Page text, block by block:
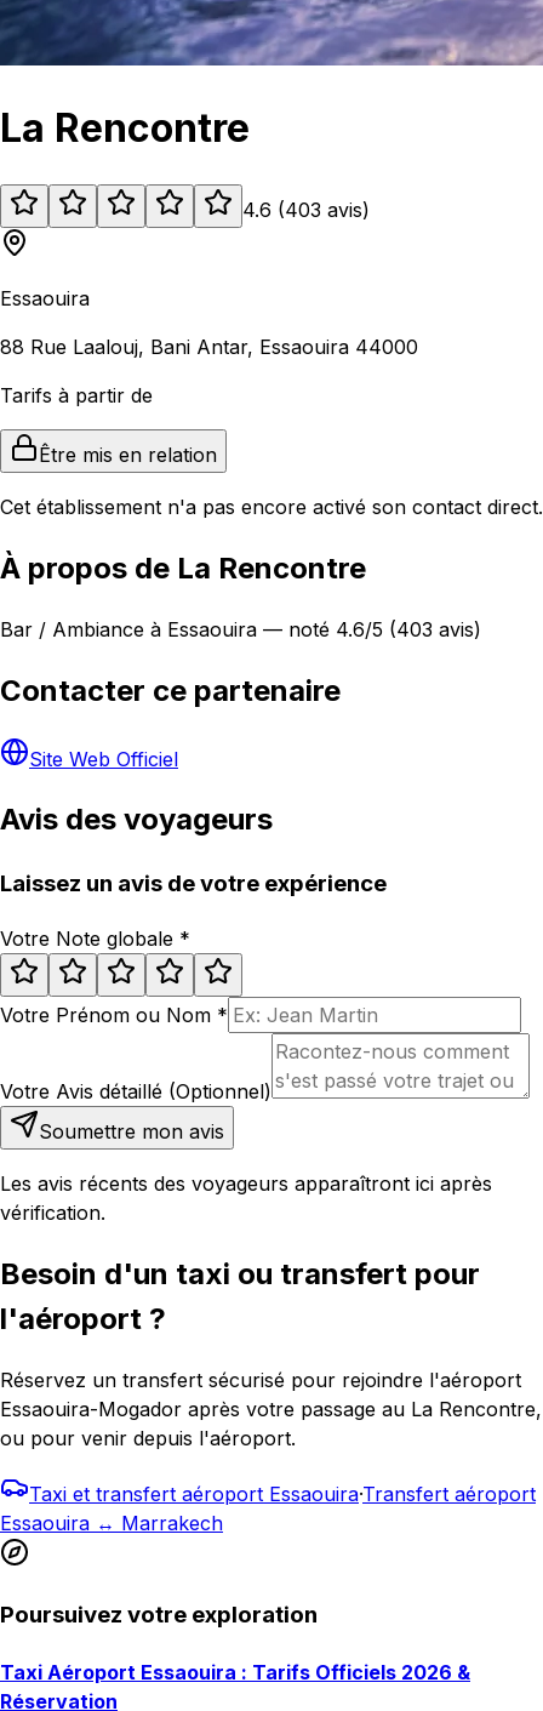
La Rencontre
4.6 (403 avis)
Essaouira
88 Rue Laalouj, Bani Antar, Essaouira 44000
Tarifs à partir de
Être mis en relation
Cet établissement n'a pas encore activé son contact direct.
À propos de La Rencontre
Bar / Ambiance à Essaouira — noté 4.6/5 (403 avis)
Contacter ce partenaire
Site Web Officiel
Avis des voyageurs
Laissez un avis de votre expérience
Votre Note globale *
Votre Prénom ou Nom *
Votre Avis détaillé (Optionnel)
Soumettre mon avis
Les avis récents des voyageurs apparaîtront ici après
vérification.
Besoin d'un taxi ou transfert pour
l'aéroport ?
Réservez un transfert sécurisé pour rejoindre l'aéroport
Essaouira-Mogador après votre passage au La Rencontre,
ou pour venir depuis l'aéroport.
Taxi et transfert aéroport Essaouira·Transfert aéroport
Essaouira ↔ Marrakech
Poursuivez votre exploration
Taxi Aéroport Essaouira : Tarifs Officiels 2026 &
Réservation